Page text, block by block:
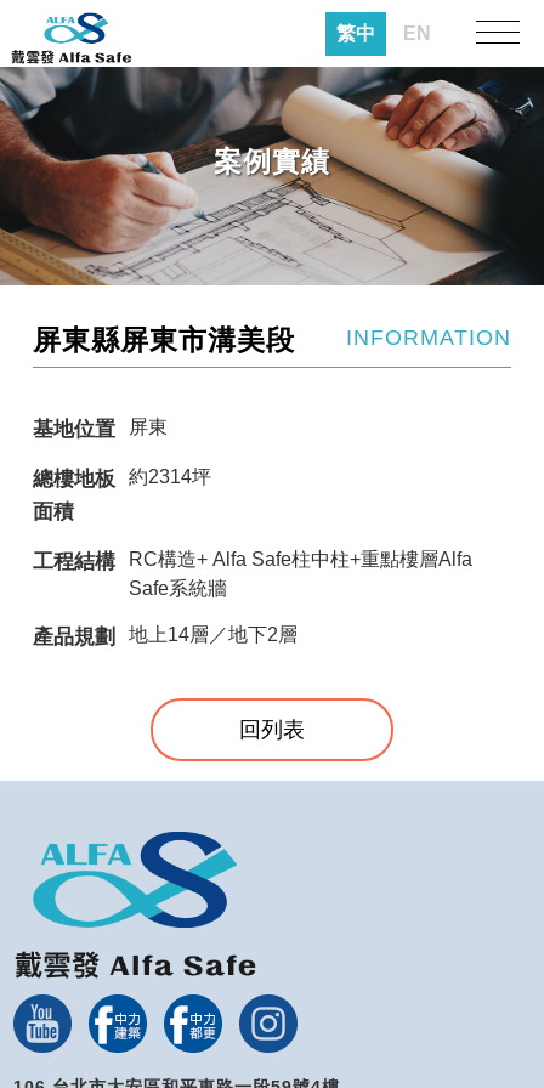
繁中 EN
案例實績
屏東縣屏東市溝美段 INFORMATION
基地位置 屏東
總樓地板
面積
約2314坪
工程結構
RC構造+ Alfa Safe柱中柱+重點樓層Alfa
Safe系統牆
產品規劃 地上14層／地下2層
回列表